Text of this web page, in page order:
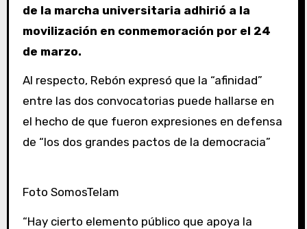
de la marcha universitaria adhirió a la
movilización en conmemoración por el 24
de marzo.
Al respecto, Rebón expresó que la “afinidad”
entre las dos convocatorias puede hallarse en
el hecho de que fueron expresiones en defensa
de “los dos grandes pactos de la democracia”
Foto SomosTelam
“Hay cierto elemento público que apoya la